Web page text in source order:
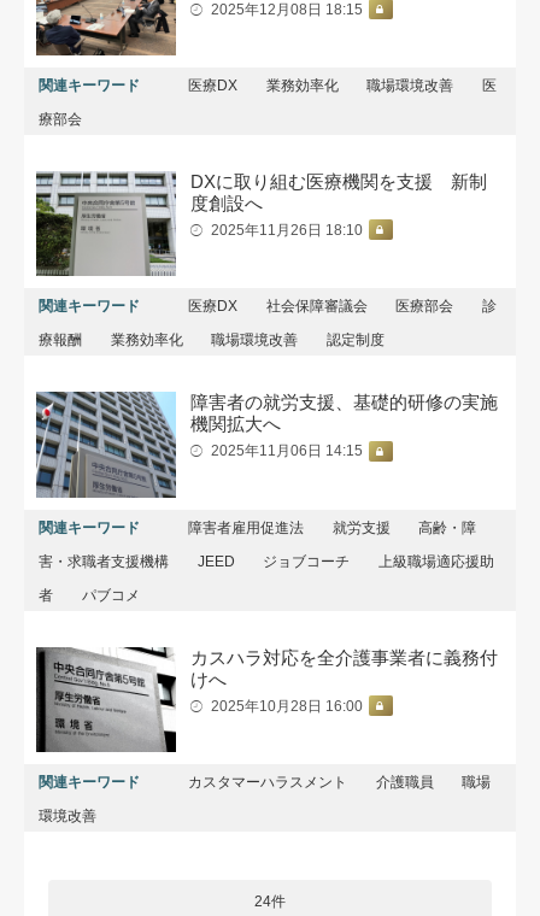
2025年12月08日 18:15
関連キーワード 医療DX 業務効率化 職場環境改善
医
療部会
DXに取り組む医療機関を支援 新制
度創設へ
2025年11月26日 18:10
関連キーワード 医療DX 社会保障審議会 医療部会
診
療報酬
業務効率化 職場環境改善 認定制度
障害者の就労支援、基礎的研修の実施
機関拡大へ
2025年11月06日 14:15
関連キーワード 障害者雇用促進法 就労支援
高齢・障
害・求職者支援機構
JEED ジョブコーチ
上級職場適応援助
者
パブコメ
カスハラ対応を全介護事業者に義務付
けへ
2025年10月28日 16:00
関連キーワード カスタマーハラスメント 介護職員
職場
環境改善
24件